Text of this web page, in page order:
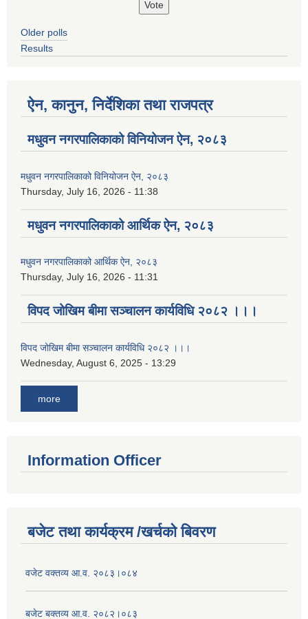
Older polls
Results
ऐन, कानुन, निर्देशिका तथा राजपत्र
मधुवन नगरपालिकाको विनियोजन ऐन, २०८३
मधुवन नगरपालिकाको विनियोजन ऐन, २०८३
Thursday, July 16, 2026 - 11:38
मधुवन नगरपालिकाको आर्थिक ऐन, २०८३
मधुवन नगरपालिकाको आर्थिक ऐन, २०८३
Thursday, July 16, 2026 - 11:31
विपद जोखिम बीमा सञ्चालन कार्यविधि २०८२ ।।।
विपद जोखिम बीमा सञ्चालन कार्यविधि २०८२ ।।।
Wednesday, August 6, 2025 - 13:29
more
Information Officer
बजेट तथा कार्यक्रम /खर्चको बिवरण
वजेट वक्तव्य आ.व. २०८३।०८४
बजेट बक्तव्य आ.व. २०८२।०८३